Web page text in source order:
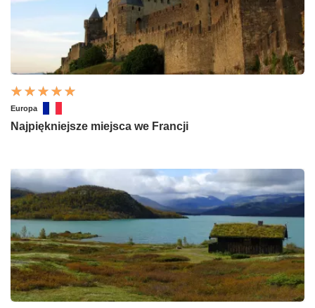
Europa
Najpiękniejsze miejsca we Francji